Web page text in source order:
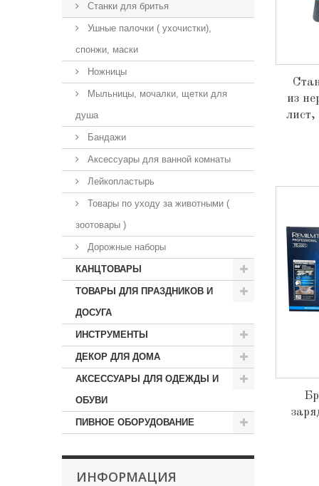
Станки для бритья
Ушные палочки ( ухочистки),
спонжи, маски
Ножницы
Мыльницы, мочалки, щетки для
душа
Бандажи
Аксессуары для ванной комнаты
Лейкопластырь
Товары по уходу за животными (
зоотовары )
Дорожные наборы
КАНЦТОВАРЫ
ТОВАРЫ ДЛЯ ПРАЗДНИКОВ И
ДОСУГА
ИНСТРУМЕНТЫ
ДЕКОР ДЛЯ ДОМА
АКСЕССУАРЫ ДЛЯ ОДЕЖДЫ И
ОБУВИ
ПИВНОЕ ОБОРУДОВАНИЕ
ИНФОРМАЦИЯ
из